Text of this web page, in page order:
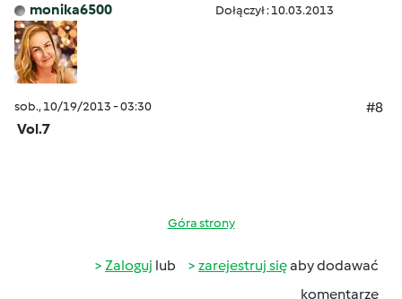
monika6500 Dołączył : 10.03.2013
sob., 10/19/2013 - 03:30
#8
Vol.7
Góra strony
Zaloguj lub zarejestruj sięaby dodawać
komentarze